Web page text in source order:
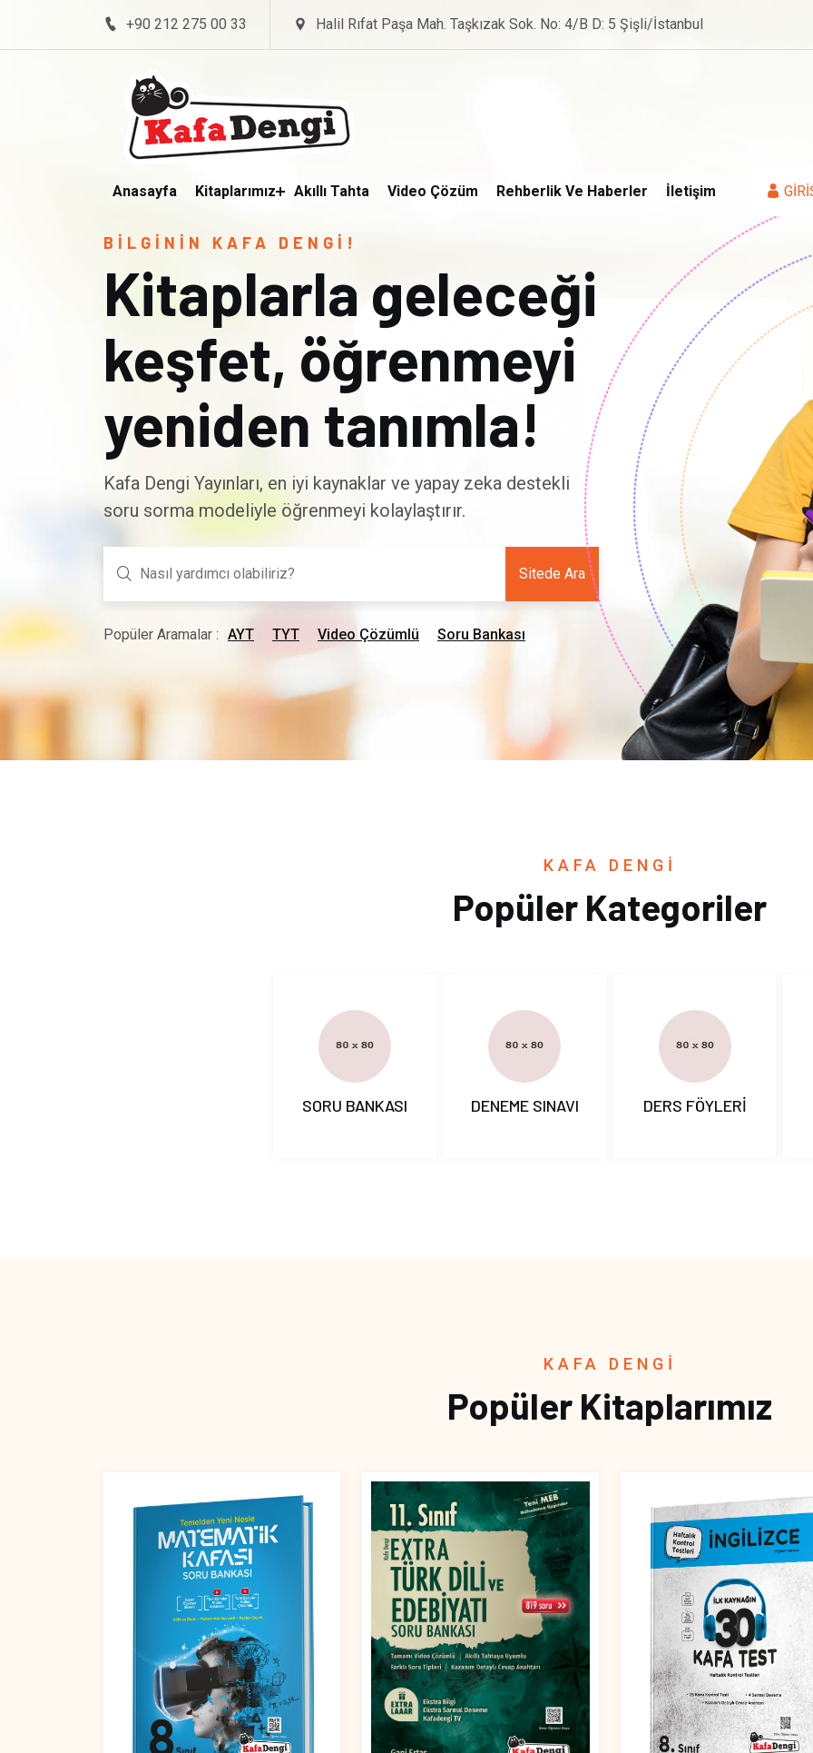
+90 212 275 00 33 Halil Rıfat Paşa Mah. Taşkızak Sok. No: 4/B D: 5 Şişli/İstanbul
Anasayfa Kitaplarımız Akıllı Tahta Video Çözüm Rehberlik Ve Haberler İletişim
BİLGİNİN KAFA DENGİ!
Kitaplarla geleceği
keşfet, öğrenmeyi
yeniden tanımla!
Kafa Dengi Yayınları, en iyi kaynaklar ve yapay zeka destekli
soru sorma modeliyle öğrenmeyi kolaylaştırır.
Sitede Ara
Popüler Aramalar : AYT TYT Video Çözümlü Soru Bankası
KAFA DENGİ
Popüler Kategoriler
SORU BANKASI DENEME SINAVI DERS FÖYLERİ
KAFA DENGİ
Popüler Kitaplarımız